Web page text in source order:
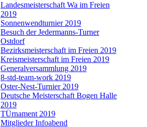
Landesmeisterschaft Wa im Freien
2019
Sonnenwendturnier 2019
Besuch der Jedermanns-Turner
Ostdorf
Bezirksmeisterschaft im Freien 2019
Kreismeisterschaft im Freien 2019
Generalversammlung 2019
8-std-team-work 2019
Oster-Nest-Turnier 2019
Deutsche Meisterschaft Bogen Halle
2019
TÜrnament 2019
Mitglieder Infoabend